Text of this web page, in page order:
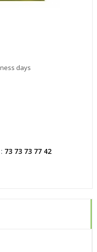
days
73 73 73 77 42